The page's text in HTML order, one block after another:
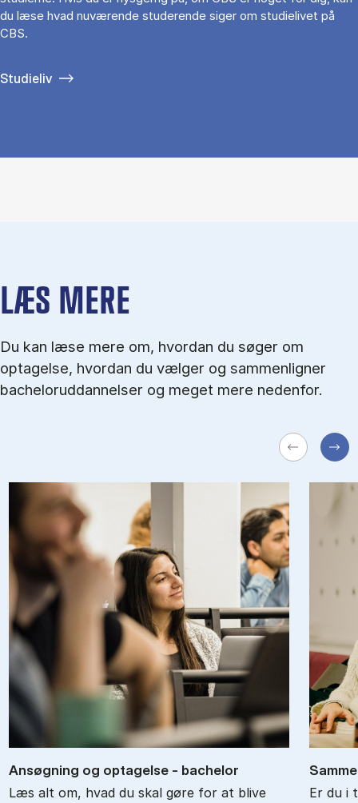
du læse hvad nuværende studerende siger om studielivet på
CBS.
Studieliv
LÆS MERE
Du kan læse mere om, hvordan du søger om
optagelse, hvordan du vælger og sammenligner
bacheloruddannelser og meget mere nedenfor.
An­søg­ning og op­ta­gel­se - ba­chel­or
Læs alt om, hvad du skal gøre for at blive
Er du i